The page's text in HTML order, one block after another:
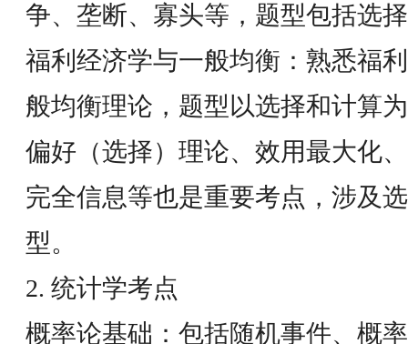
争、垄断、寡头等，题型包括选
福利经济学与一般均衡：熟悉福
般均衡理论，题型以选择和计算
偏好（选择）理论、效用最大化
完全信息等也是重要考点，涉及
型。
2. 统计学考点
概率论基础：包括随机事件、概